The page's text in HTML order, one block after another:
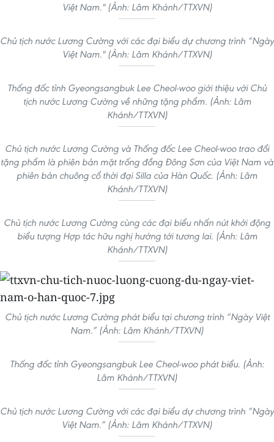
Việt Nam." (Ảnh: Lâm Khánh/TTXVN)
Chủ tịch nước Lương Cường với các đại biểu dự chương trình “Ngày
Việt Nam." (Ảnh: Lâm Khánh/TTXVN)
Thống đốc tỉnh Gyeongsangbuk Lee Cheol-woo giới thiệu với Chủ
tịch nước Lương Cường về những tặng phẩm. (Ảnh: Lâm
Khánh/TTXVN)
Chủ tịch nước Lương Cường và Thống đốc Lee Cheol-woo trao đổi
tặng phẩm là phiên bản mặt trống đồng Đông Sơn của Việt Nam và
phiên bản chuông cổ thời đại Silla của Hàn Quốc. (Ảnh: Lâm
Khánh/TTXVN)
Chủ tịch nước Lương Cường cùng các đại biểu nhấn nút khởi động
biểu tượng Hợp tác hữu nghị hướng tới tương lai. (Ảnh: Lâm
Khánh/TTXVN)
Chủ tịch nước Lương Cường phát biểu tại chương trình “Ngày Việt
Nam.” (Ảnh: Lâm Khánh/TTXVN)
Thống đốc tỉnh Gyeongsangbuk Lee Cheol-woo phát biểu. (Ảnh:
Lâm Khánh/TTXVN)
Chủ tịch nước Lương Cường với các đại biểu dự chương trình “Ngày
Việt Nam.” (Ảnh: Lâm Khánh/TTXVN)